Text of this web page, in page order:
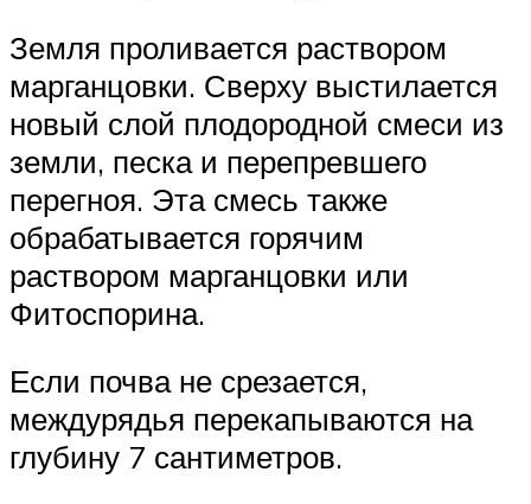
Земля проливается раствором
марганцовки. Сверху выстилается
новый слой плодородной смеси из
земли, песка и перепревшего
перегноя. Эта смесь также
обрабатывается горячим
раствором марганцовки или
Фитоспорина.
Если почва не срезается,
междурядья перекапываются на
глубину 7 сантиметров.